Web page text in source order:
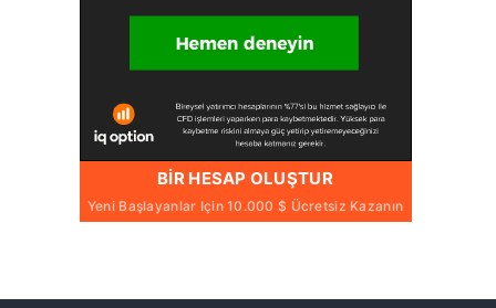
BIR HESAP OLUŞTUR
Yeni Başlayanlar Için 10.000 $ Ücretsiz Kazanın